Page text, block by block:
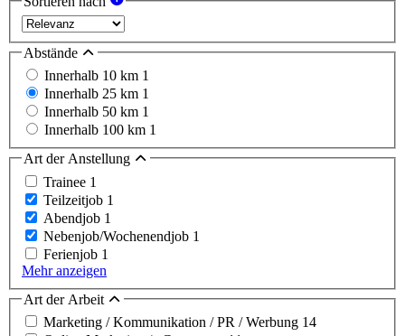
Abstände
Innerhalb 10 km 1
Innerhalb 25 km 1
Innerhalb 50 km 1
Innerhalb 100 km 1
Art der Anstellung
Trainee 1
Teilzeitjob 1
Abendjob 1
Nebenjob/Wochenendjob 1
Ferienjob 1
Mehr anzeigen
Art der Arbeit
Marketing / Kommunikation / PR / Werbung 14